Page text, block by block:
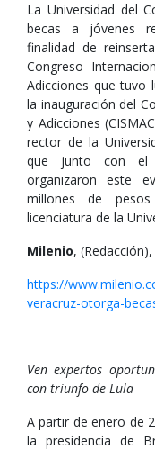
La Universidad del
becas a jóvenes
finalidad de
Congreso
Adicciones que tuvo
la inauguración del
y Adicciones
rector de la
que junto con el
organizaron este
millones de
licenciatura de la
Milenio, (Redacción),
https://
veracruz-otorga-
Ven expertos
con triunfo de Lula
A partir de enero de
la presidencia de